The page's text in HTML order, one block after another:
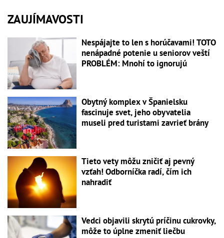
ZAUJÍMAVOSTI
Nespájajte to len s horúčavami! TOTO
nenápadné potenie u seniorov veští
PROBLÉM: Mnohí to ignorujú
Obytný komplex v Španielsku
fascinuje svet, jeho obyvatelia
museli pred turistami zavrieť brány
Tieto vety môžu zničiť aj pevný
vzťah! Odborníčka radí, čím ich
nahradiť
Vedci objavili skrytú príčinu cukrovky,
môže to úplne zmeniť liečbu